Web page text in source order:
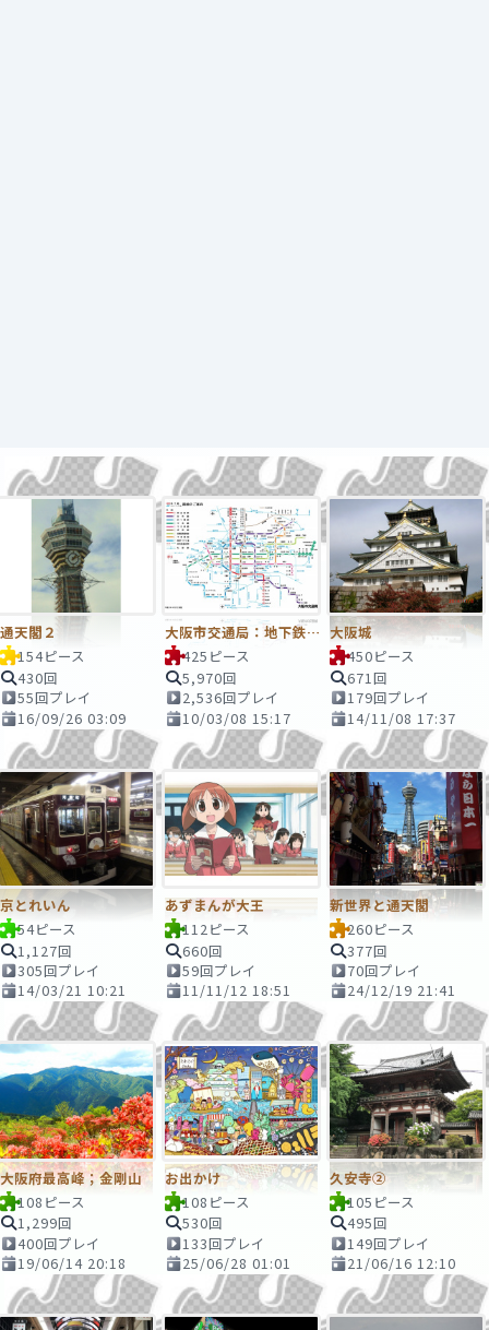
通天閣２
154ピース
430回
55回プレイ
16/09/26 03:09
大阪市交通局：地下鉄・ニュートラム路線図
425ピース
5,970回
2,536回プレイ
10/03/08 15:17
大阪城
450ピース
671回
179回プレイ
14/11/08 17:37
京とれいん
54ピース
1,127回
305回プレイ
14/03/21 10:21
あずまんが大王
112ピース
660回
59回プレイ
11/11/12 18:51
新世界と通天閣
260ピース
377回
70回プレイ
24/12/19 21:41
大阪府最高峰；金剛山
108ピース
1,299回
400回プレイ
19/06/14 20:18
お出かけ
108ピース
530回
133回プレイ
25/06/28 01:01
久安寺②
105ピース
495回
149回プレイ
21/06/16 12:10